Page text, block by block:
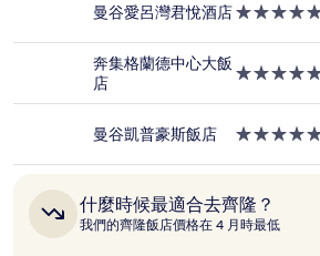
宿
為
所
住
曼谷愛呂灣君悅酒店5.0
住
奔集格蘭德中心大飯
店
5.0
住
曼谷凱普豪斯飯店
5.0
住
宿
什
麼
時
什麼時候最適合去齊隆？
我們的齊隆飯店價格在 4 月時最低